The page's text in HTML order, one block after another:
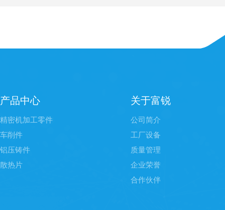
产品中心
精密机加工零件
车削件
铝压铸件
散热片
关于富锐
公司简介
工厂设备
质量管理
企业荣誉
合作伙伴